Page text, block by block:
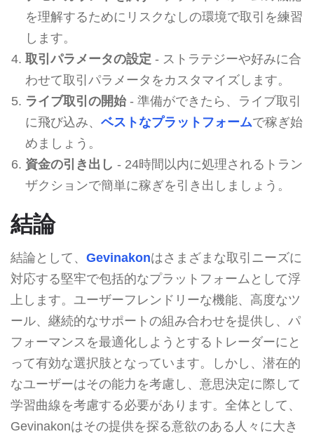
を理解するためにリスクなしの環境で取引を練習
します。
取引パラメータの設定 - ストラテジーや好みに合
わせて取引パラメータをカスタマイズします。
ライブ取引の開始- 準備ができたら、ライブ取引
に飛び込み、 ベストなプラットフォームで稼ぎ始
めましょう。
資金の引き出し - 24時間以内に処理されるトラン
ザクションで簡単に稼ぎを引き出しましょう。
結論
結論として、 Gevinakonはさまざまな取引ニーズに
対応する堅牢で包括的なプラットフォームとして浮
上します。ユーザーフレンドリーな機能、高度なツ
ール、継続的なサポートの組み合わせを提供し、パ
フォーマンスを最適化しようとするトレーダーにと
って有効な選択肢となっています。しかし、潜在的
なユーザーはその能力を考慮し、意思決定に際して
学習曲線を考慮する必要があります。全体として、
Gevinakonはその提供を探る意欲のある人々に大き